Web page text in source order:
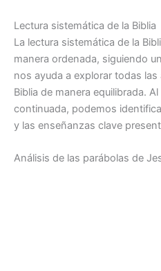
Lectura sistemática de la Biblia
La lectura sistemática de la
manera ordenada, siguiendo
nos ayuda a explorar todas
Biblia de manera equilibrada.
continuada, podemos
y las enseñanzas clave
Análisis de las parábolas de